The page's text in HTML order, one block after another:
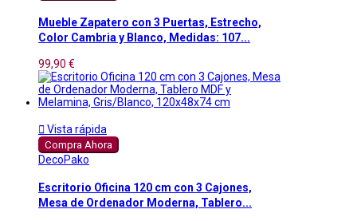
Mueble Zapatero con 3 Puertas, Estrecho,
Color Cambria y Blanco, Medidas: 107...
99,90 €
 Vista rápida
Compra Ahora
DecoPako
Escritorio Oficina 120 cm con 3 Cajones,
Mesa de Ordenador Moderna, Tablero...